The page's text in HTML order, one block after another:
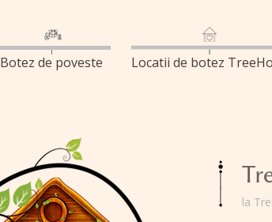
Botez de poveste Locatii de botez
la